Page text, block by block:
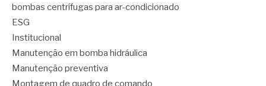
bombas centrífugas para ar-condicionado
ESG
Institucional
Manutenção em bomba hidráulica
Manutenção preventiva
Montagem de quadro de comando